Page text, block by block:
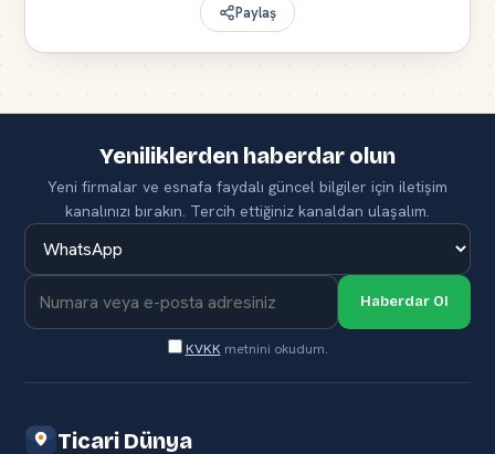
Paylaş
Yeniliklerden haberdar olun
Yeni firmalar ve esnafa faydalı güncel bilgiler için iletişim
kanalınızı bırakın. Tercih ettiğiniz kanaldan ulaşalım.
Haberdar Ol
KVKK metnini okudum.
Ticari Dünya